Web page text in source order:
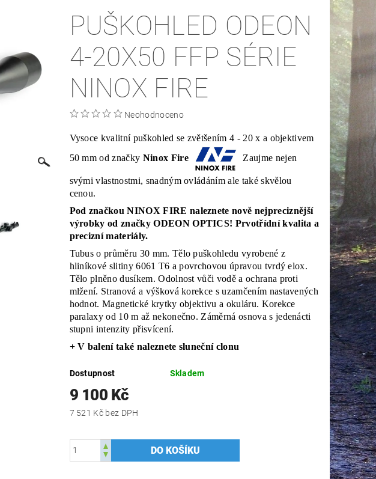
PUŠKOHLED ODEON
4-20X50 FFP SÉRIE
NINOX FIRE
Neohodnoceno
Vysoce kvalitní puškohled se zvětšením 4 - 20 x a objektivem
50 mm od značky Ninox Fire Zaujme nejen
svými vlastnostmi, snadným ovládáním ale také skvělou
cenou.
Pod značkou NINOX FIRE naleznete nově nejpreciznější
výrobky od značky ODEON OPTICS! Prvotřídní kvalita a
precizní materiály.
Tubus o průměru 30 mm. Tělo puškohledu vyrobené z
hliníkové slitiny 6061 T6 a povrchovou úpravou tvrdý elox.
Tělo plněno dusíkem. Odolnost vůči vodě a ochrana proti
mlžení. Stranová a výšková korekce s uzamčením nastavených
hodnot. Magnetické krytky objektivu a okuláru. Korekce
paralaxy od 10 m až nekonečno. Záměrná osnova s jedenácti
stupni intenzity přisvícení.
+ V balení také naleznete sluneční clonu
Dostupnost Skladem
9 100 Kč
7 521 Kč bez DPH